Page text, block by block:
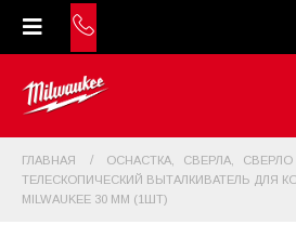
ГЛАВНАЯ ОСНАСТКА СВЕРЛА
СВЕРЛО
ТЕЛЕСКОПИЧЕСКИЙ ВЫТАЛКИВАТЕЛЬ ДЛЯ
MILWAUKEE 30 ММ (1ШТ)